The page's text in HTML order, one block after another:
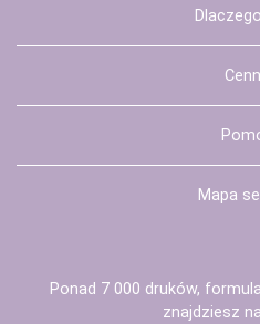
Mapa
Ponad 7 000 druków,
znajdziesz na